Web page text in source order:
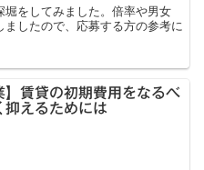
をしてみました。倍率や男女
したので、応募する方の参考に
】賃貸の初期費用をなるべ
抑えるためには